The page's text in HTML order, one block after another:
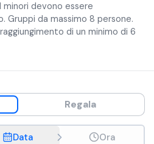
devono essere
Gruppi da massimo 8 persone.
di un minimo di 6
Regala
Data Ora